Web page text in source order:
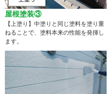
屋根塗装③
【上塗り】中塗りと同じ塗料を塗り重
ねることで、塗料本来の性能を発揮し
ます。